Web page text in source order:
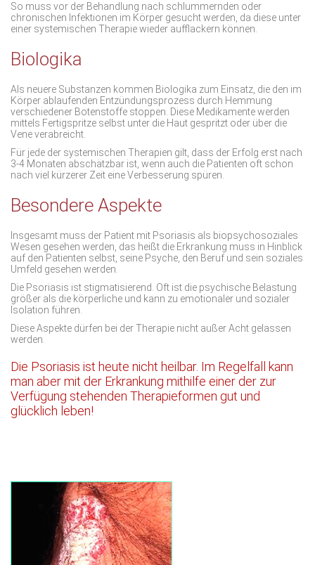
So muss vor der Behandlung nach schlummernden oder
chronischen Infektionen im Körper gesucht werden, da diese unter
einer systemischen Therapie wieder aufflackern können.
Biologika
Als neuere Substanzen kommen Biologika zum Einsatz, die den im
Körper ablaufenden Entzündungsprozess durch Hemmung
verschiedener Botenstoffe stoppen. Diese Medikamente werden
mittels Fertigspritze selbst unter die Haut gespritzt oder über die
Vene verabreicht.
Für jede der systemischen Therapien gilt, dass der Erfolg erst nach
3-4 Monaten abschätzbar ist, wenn auch die Patienten oft schon
nach viel kürzerer Zeit eine Verbesserung spüren.
Besondere Aspekte
Insgesamt muss der Patient mit Psoriasis als biopsychosoziales
Wesen gesehen werden, das heißt die Erkrankung muss in Hinblick
auf den Patienten selbst, seine Psyche, den Beruf und sein soziales
Umfeld gesehen werden.
Die Psoriasis ist stigmatisierend. Oft ist die psychische Belastung
größer als die körperliche und kann zu emotionaler und sozialer
Isolation führen.
Diese Aspekte dürfen bei der Therapie nicht außer Acht gelassen
werden.
Die Psoriasis ist heute nicht heilbar. Im Regelfall kann
man aber mit der Erkrankung mithilfe einer der zur
Verfügung stehenden Therapieformen gut und
glücklich leben!